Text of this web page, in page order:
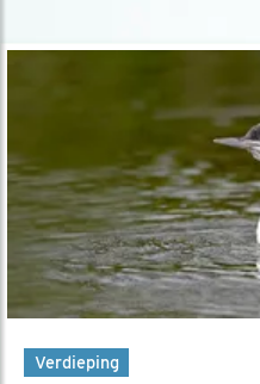
Verdieping